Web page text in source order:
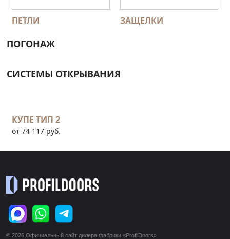
ПЕТЛИ ЗАЩЕЛКИ
ПОГОНАЖ
СИСТЕМЫ ОТКРЫВАНИЯ
КУПЕ ТИП 2
от 74 117 руб.
© 2026 Официальный сайт дилера фабрики «ProfilDoors»